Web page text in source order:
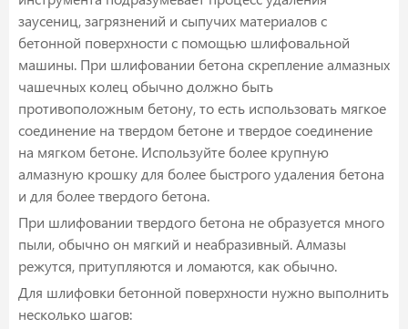
заусениц, загрязнений и сыпучих материалов с
бетонной поверхности с помощью шлифовальной
машины. При шлифовании бетона скрепление алмазных
чашечных колец обычно должно быть
противоположным бетону, то есть использовать мягкое
соединение на твердом бетоне и твердое соединение
на мягком бетоне. Используйте более крупную
алмазную крошку для более быстрого удаления бетона
и для более твердого бетона.
При шлифовании твердого бетона не образуется много
пыли, обычно он мягкий и неабразивный. Алмазы
режутся, притупляются и ломаются, как обычно.
Для шлифовки бетонной поверхности нужно выполнить
несколько шагов: